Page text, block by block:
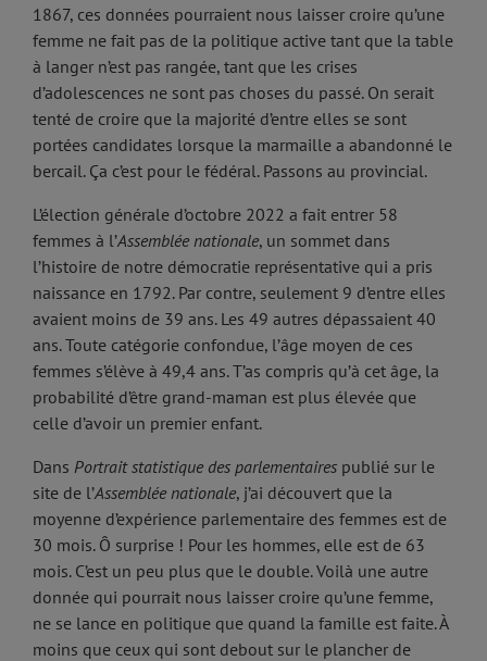
1867, ces données pourraient nous laisser croire qu’une
femme ne fait pas de la politique active tant que la table
à langer n’est pas rangée, tant que les crises
d’adolescences ne sont pas choses du passé. On serait
tenté de croire que la majorité d’entre elles se sont
portées candidates lorsque la marmaille a abandonné le
bercail. Ça c’est pour le fédéral. Passons au provincial.
L’élection générale d’octobre 2022 a fait entrer 58
femmes à l’Assemblée nationale, un sommet dans
l’histoire de notre démocratie représentative qui a pris
naissance en 1792. Par contre, seulement 9 d’entre elles
avaient moins de 39 ans. Les 49 autres dépassaient 40
ans. Toute catégorie confondue, l’âge moyen de ces
femmes s’élève à 49,4 ans. T’as compris qu’à cet âge, la
probabilité d’être grand-maman est plus élevée que
celle d’avoir un premier enfant.
Dans Portrait statistique des parlementaires publié sur le
site de l’Assemblée nationale, j’ai découvert que la
moyenne d’expérience parlementaire des femmes est de
30 mois. Ô surprise ! Pour les hommes, elle est de 63
mois. C’est un peu plus que le double. Voilà une autre
donnée qui pourrait nous laisser croire qu’une femme,
ne se lance en politique que quand la famille est faite. À
moins que ceux qui sont debout sur le plancher de